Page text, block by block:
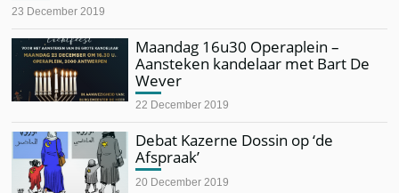
23 December 2019
Maandag 16u30 Operaplein –
Aansteken kandelaar met Bart De
Wever
22 December 2019
Debat Kazerne Dossin op ‘de
Afspraak’
20 December 2019